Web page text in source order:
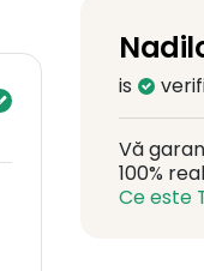
is
Vă
100%
Ce este